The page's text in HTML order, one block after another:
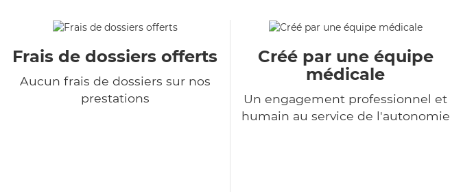
Frais de dossiers offerts
Aucun frais de dossiers sur nos
prestations
Créé par une équipe
médicale
Un engagement professionnel et
humain au service de l'autonomie